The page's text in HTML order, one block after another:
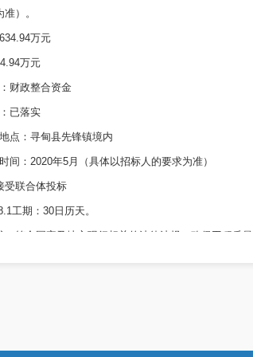
）。
万元
万元
财政整合资金
已落实
点：寻甸县先锋镇境内
间：2020年5月（具体以招标人的要求为准）
受联合体投标
工期：30日历天。
：符合国家及地方现行相关的法律法规，确保工程质量